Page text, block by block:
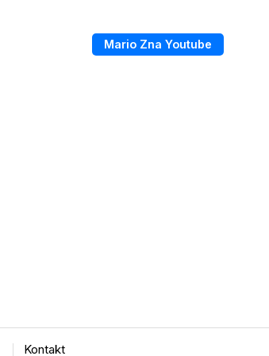
Mario Zna Youtube
Kontakt